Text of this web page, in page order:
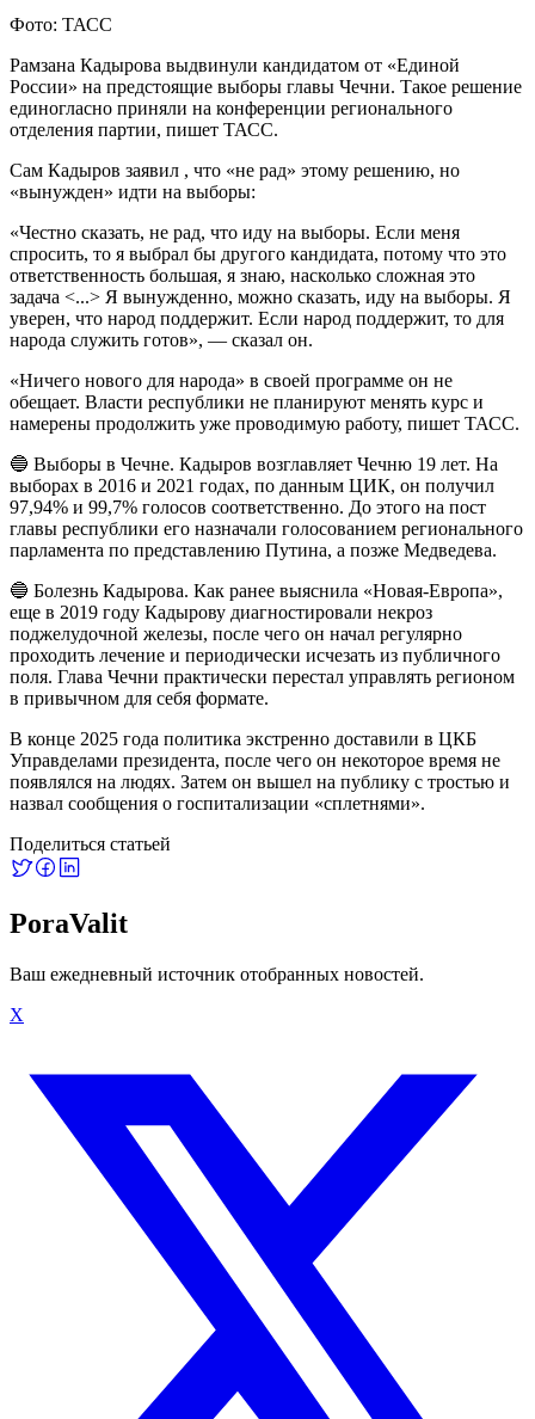
Фото: ТАСС
Рамзана Кадырова выдвинули кандидатом от «Единой
России» на предстоящие выборы главы Чечни. Такое решение
единогласно приняли на конференции регионального
отделения партии, пишет ТАСС.
Сам Кадыров заявил , что «не рад» этому решению, но
«вынужден» идти на выборы:
«Честно сказать, не рад, что иду на выборы. Если меня
спросить, то я выбрал бы другого кандидата, потому что это
ответственность большая, я знаю, насколько сложная это
задача <...> Я вынужденно, можно сказать, иду на выборы. Я
уверен, что народ поддержит. Если народ поддержит, то для
народа служить готов», — сказал он.
«Ничего нового для народа» в своей программе он не
обещает. Власти республики не планируют менять курс и
намерены продолжить уже проводимую работу, пишет ТАСС.
🔵 Выборы в Чечне. Кадыров возглавляет Чечню 19 лет. На
выборах в 2016 и 2021 годах, по данным ЦИК, он получил
97,94% и 99,7% голосов соответственно. До этого на пост
главы республики его назначали голосованием регионального
парламента по представлению Путина, а позже Медведева.
🔵 Болезнь Кадырова. Как ранее выяснила «Новая-Европа»,
еще в 2019 году Кадырову диагностировали некроз
поджелудочной железы, после чего он начал регулярно
проходить лечение и периодически исчезать из публичного
поля. Глава Чечни практически перестал управлять регионом
в привычном для себя формате.
В конце 2025 года политика экстренно доставили в ЦКБ
Управделами президента, после чего он некоторое время не
появлялся на людях. Затем он вышел на публику с тростью и
назвал сообщения о госпитализации «сплетнями».
Поделиться статьей
PoraValit
Ваш ежедневный источник отобранных новостей.
X